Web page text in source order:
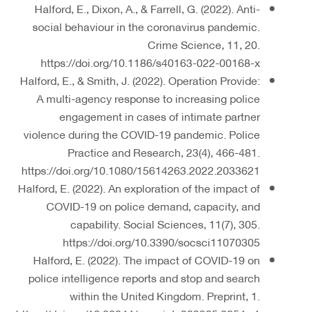
Halford, E., Dixon, A., & Farrell, G. (2022). Anti-
social behaviour in the coronavirus pandemic.
Crime Science, 11, 20.
https://doi.org/10.1186/s40163-022-00168-x
Halford, E., & Smith, J. (2022). Operation Provide:
A multi-agency response to increasing police
engagement in cases of intimate partner
violence during the COVID-19 pandemic. Police
Practice and Research, 23(4), 466-481.
https://doi.org/10.1080/15614263.2022.2033621
Halford, E. (2022). An exploration of the impact of
COVID-19 on police demand, capacity, and
capability. Social Sciences, 11(7), 305.
https://doi.org/10.3390/socsci11070305
Halford, E. (2022). The impact of COVID-19 on
police intelligence reports and stop and search
within the United Kingdom. Preprint, 1.